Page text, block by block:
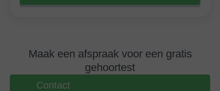
Maak een afspraak voor een gratis
gehoortest
Contact